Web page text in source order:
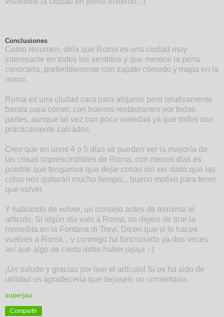
Conclusiones
Como resumen, diría que Roma es una ciudad muy
interesante en todos los sentidos y que merece la pena
conocerla, preferiblemente con zapato cómodo y mapa en la
mano.
Roma es una ciudad cara para alojarse pero relativamente
barata para comer, con buenos restaurantes por todas
partes, aunque tal vez con poca variedad ya que todos son
prácticamente calcados.
Creo que en unos 4 o 5 días se pueden ver la mayoría de
las cosas imprescindibles de Roma, con menos días es
posible que tengamos que dejar cosas sin ver dado que las
colas nos quitarán mucho tiempo... bueno motivo para tener
que volver.
Y hablando de volver, un consejo antes de terminar el
artículo. Si algún día vais a Roma, no dejeis de tirar la
monedita en la Fontana di Trevi. Dicen que si lo haces
vuelves a Roma... y conmigo ha funcionado ya dos veces
así que algo de cierto debe haber jajaja ;-)
¡Un saludo y gracias por leer el artículo! Si os ha sido de
utilidad os agradecería que dejaseis un comentario.
superjau
Compartir